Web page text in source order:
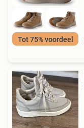
Tot 75% voordeel